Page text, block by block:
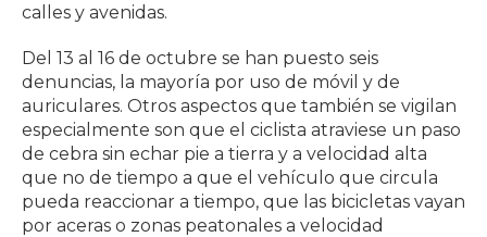
calles y avenidas.
Del 13 al 16 de octubre se han puesto seis
denuncias, la mayoría por uso de móvil y de
auriculares. Otros aspectos que también se vigilan
especialmente son que el ciclista atraviese un paso
de cebra sin echar pie a tierra y a velocidad alta
que no de tiempo a que el vehículo que circula
pueda reaccionar a tiempo, que las bicicletas vayan
por aceras o zonas peatonales a velocidad